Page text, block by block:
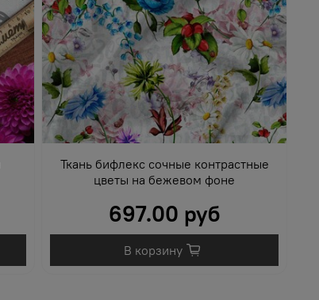
Ткань бифлекс сочные контрастные
цветы на бежевом фоне
697.00 руб
В корзину